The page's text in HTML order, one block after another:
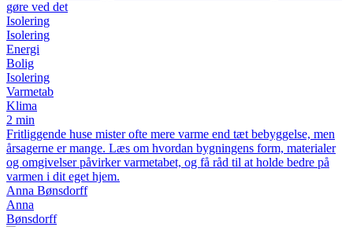
gøre ved det
Isolering
Isolering
Energi
Bolig
Isolering
Varmetab
Klima
2 min
Fritliggende huse mister ofte mere varme end tæt bebyggelse, men
årsagerne er mange. Læs om hvordan bygningens form, materialer
og omgivelser påvirker varmetabet, og få råd til at holde bedre på
varmen i dit eget hjem.
Anna Bønsdorff
Anna
Bønsdorff